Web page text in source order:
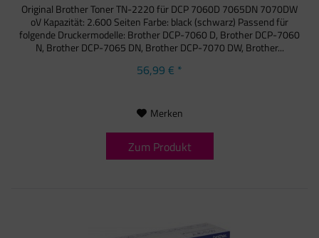
Original Brother Toner TN-2220 für DCP 7060D 7065DN 7070DW
oV Kapazität: 2.600 Seiten Farbe: black (schwarz) Passend für
folgende Druckermodelle: Brother DCP-7060 D, Brother DCP-7060
N, Brother DCP-7065 DN, Brother DCP-7070 DW, Brother...
56,99 € *
Merken
Zum Produkt